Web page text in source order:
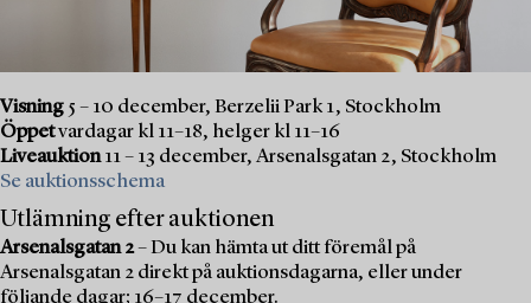
Visning 5 – 10 december, Berzelii Park 1, Stockholm
Öppetvardagar kl 11–18, helger kl 11–16
Liveauktion11 – 13 december, Arsenalsgatan 2, Stockholm
Se auktionsschema
Utlämning efter auktionen
Arsenalsgatan 2– Du kan hämta ut ditt föremål på
Arsenalsgatan 2 direkt på auktionsdagarna, eller under
följande dagar; 16–17 december.